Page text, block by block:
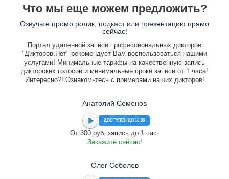
Что мы еще можем предложить?
Озвучьте промо ролик, подкаст или презентацию прямо
сейчас!
Портал удаленной записи профессиональных дикторов
"Дикторов.Нет" рекомендует Вам воспользоваться нашими
услугами! Минимальные тарифы на качественную запись
дикторских голосов и минимальные сроки записи от 1 часа!
Интересно?! Ознакомьтесь с примерами наших дикторов!
Анатолий Семенов
ДОСТУПЕН ДО 16:00
От 300 руб. запись до 1 час.
Закажите сейчас!
Олег Соболев